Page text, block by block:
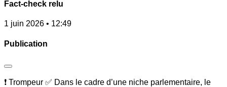
Fact-check relu
1 juin 2026 • 12:49
Publication
❗ Trompeur ✅ Dans le cadre d’une niche parlementaire, le